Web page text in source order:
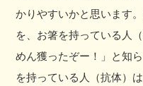
かりやすいかと思います
を、お箸を持っている人
めん獲ったぞー！」と知
を持っている人（抗体）